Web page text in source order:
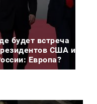
будет встреча
США и
Европа?